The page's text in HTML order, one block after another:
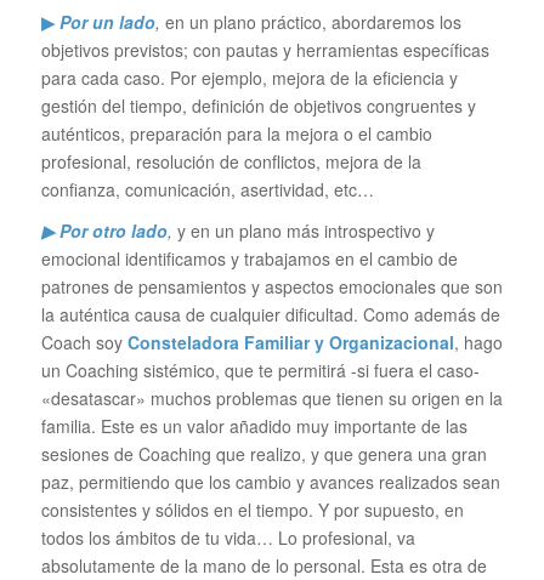
▶Por un lado, en un plano práctico, abordaremos los
objetivos previstos; con pautas y herramientas específicas
para cada caso. Por ejemplo, mejora de la eficiencia y
gestión del tiempo, definición de objetivos congruentes y
auténticos, preparación para la mejora o el cambio
profesional, resolución de conflictos, mejora de la
confianza, comunicación, asertividad, etc…
▶ Por otro lado, y en un plano más introspectivo y
emocional identificamos y trabajamos en el cambio de
patrones de pensamientos y aspectos emocionales que son
la auténtica causa de cualquier dificultad. Como además de
Coach soy Consteladora Familiar y Organizacional, hago
un Coaching sistémico, que te permitirá -si fuera el caso-
«desatascar» muchos problemas que tienen su origen en la
familia. Este es un valor añadido muy importante de las
sesiones de Coaching que realizo, y que genera una gran
paz, permitiendo que los cambio y avances realizados sean
consistentes y sólidos en el tiempo. Y por supuesto, en
todos los ámbitos de tu vida… Lo profesional, va
absolutamente de la mano de lo personal. Esta es otra de